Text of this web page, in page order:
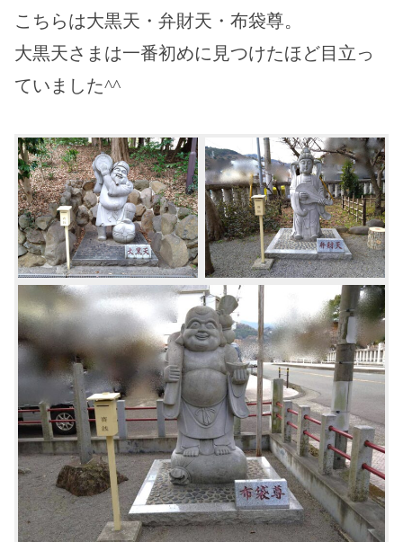
こちらは大黒天・弁財天・布袋尊。
大黒天さまは一番初めに見つけたほど目立っ
ていました^^